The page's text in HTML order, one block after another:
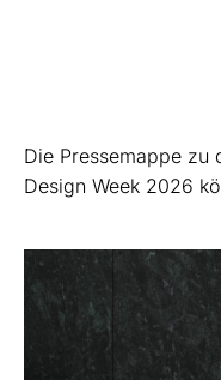
Die Pressemappe zu
Design Week 2026